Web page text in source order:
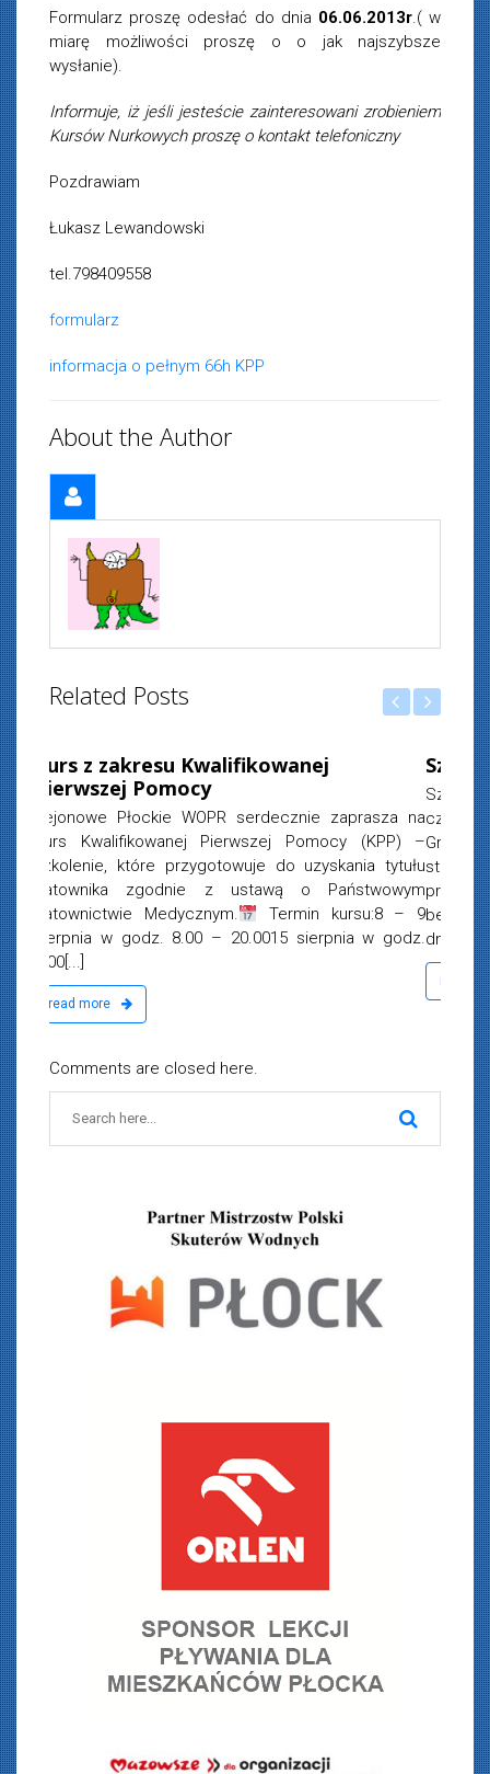
Formularz proszę odesłać do dnia 06.06.2013r.( w
miarę możliwości proszę o o jak najszybsze
wysłanie).
Informuje, iż jeśli jesteście zainteresowani zrobieniem
Kursów Nurkowych proszę o kontakt telefoniczny
Pozdrawiam
Łukasz Lewandowski
tel.798409558
formularz
informacja o pełnym 66h KPP
About the Author
Related Posts
Szkolenie na stopień Ratownika WOPR.
Szanowni Państwo,Informujemy że w dniu 10
czerwca 2026 r. (środa) na plaży „Patelnia” w
Grabinie o godz. 16.00 rozpoczyna się szkolenie na
stopień Ratownika WOPR. Szkolenie
przeprowadzane jest zgodnie z ustawą „o
bezpieczeństwie osób na obszarach wodnych” z
dnia. 18[...]